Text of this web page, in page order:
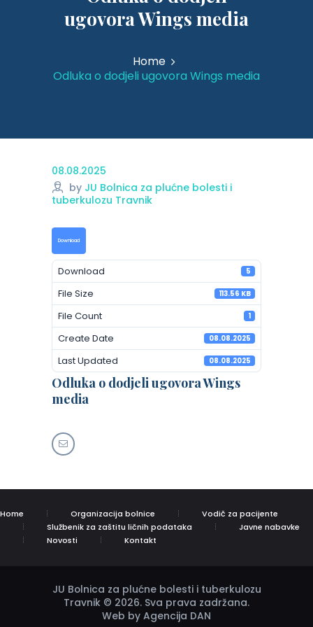
ugovora Wings media
Home
Odluka o dodjeli ugovora Wings media
08.08.2025
by JU Bolnica za plućne bolesti i
tuberkulozu Travnik
Download
Download 5
File Size 113.56 KB
File Count 1
Create Date 08.08.2025
Last Updated 08.08.2025
Odluka o dodjeli ugovora Wings
media
Home Organizacija bolnice
Vodič za pacijente
Službenik za zaštitu ličnih podataka
Javne nabavke
Novosti
Kontakt
JU Bolnica za plućne bolesti i tuberkulozu
Travnik © 2026. Sva prava zadržana.
Web by Agencija DAN